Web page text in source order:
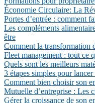
Économie Circulaire: La
Portes d’entrée : comment
Les compléments
être
Comment la transformation
Fleet management : tout ce
Quels sont les meilleurs
3 étapes simples pour
Comment bien choisir son
Mutuelle d’entreprise : Les
Gérer la croissance de son